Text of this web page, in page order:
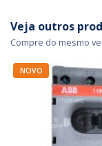
Veja outros
Compre do mesmo
NOVO